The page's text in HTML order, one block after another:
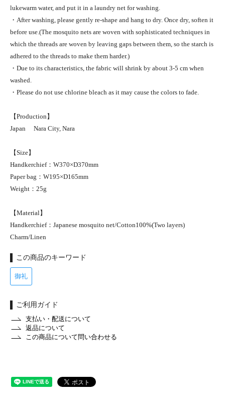
lukewarm water, and put it in a laundry net for washing.
・After washing, please gently re-shape and hang to dry. Once dry, soften it
before use.(The mosquito nets are woven with sophisticated techniques in
which the threads are woven by leaving gaps between them, so the starch is
adhered to the threads to make them harder.)
・Due to its characteristics, the fabric will shrink by about 3-5 cm when
washed.
・Please do not use chlorine bleach as it may cause the colors to fade.
【Production】
Japan Nara City, Nara
【Size】
Handkerchief：W370×D370mm
Paper bag：W195×D165mm
Weight：25g
【Material】
Handkerchief：Japanese mosquito net/Cotton100%(Two layers)
Charm/Linen
この商品のキーワード
御礼
ご利用ガイド
支払い・配送について
返品について
この商品について問い合わせる